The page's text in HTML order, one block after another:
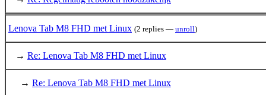
Lenova Tab M8 FHD met Linux (2 replies — unroll)
→ Re: Lenova Tab M8 FHD met Linux
→ Re: Lenova Tab M8 FHD met Linux